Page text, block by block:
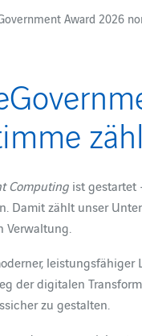
Award 2026
Computing ist gestartet
Damit zählt unser
der digitalen
zu gestalten.